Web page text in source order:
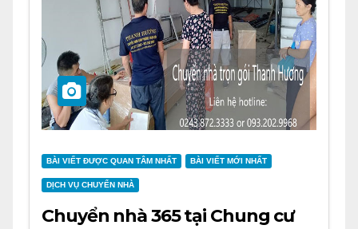
BÀI VIẾT ĐƯỢC QUAN TÂM NHẤT BÀI VIẾT MỚI NHẤT
DỊCH VỤ CHUYỂN NHÀ
Chuyển nhà 365 tại Chung cư